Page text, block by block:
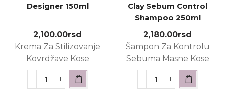
Designer 150ml
2,100.00rsd
Krema Za Stilizovanje
Kovrdžave Kose
Clay Sebum Control
Shampoo 250ml
2,180.00rsd
Šampon Za Kontrolu
Sebuma Masne Kose